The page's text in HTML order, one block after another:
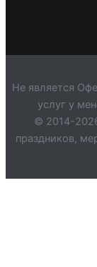
Не является
услуг у
© 2014-
праздников,